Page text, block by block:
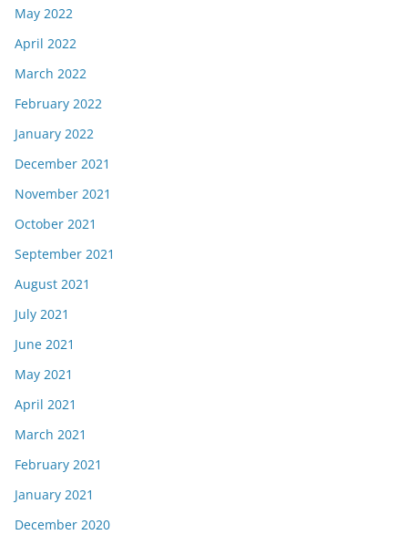
May 2022
April 2022
March 2022
February 2022
January 2022
December 2021
November 2021
October 2021
September 2021
August 2021
July 2021
June 2021
May 2021
April 2021
March 2021
February 2021
January 2021
December 2020